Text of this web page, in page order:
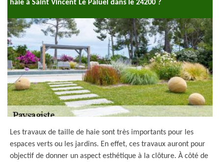
haie à Saint Vincent Le Paluel dans le 24200 ?
Les travaux de taille de haie sont très importants pour les
espaces verts ou les jardins. En effet, ces travaux auront pour
objectif de donner un aspect esthétique à la clôture. À côté de